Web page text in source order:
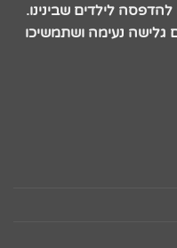
לילדים שבינינו.
נעימה ושתמשיכו